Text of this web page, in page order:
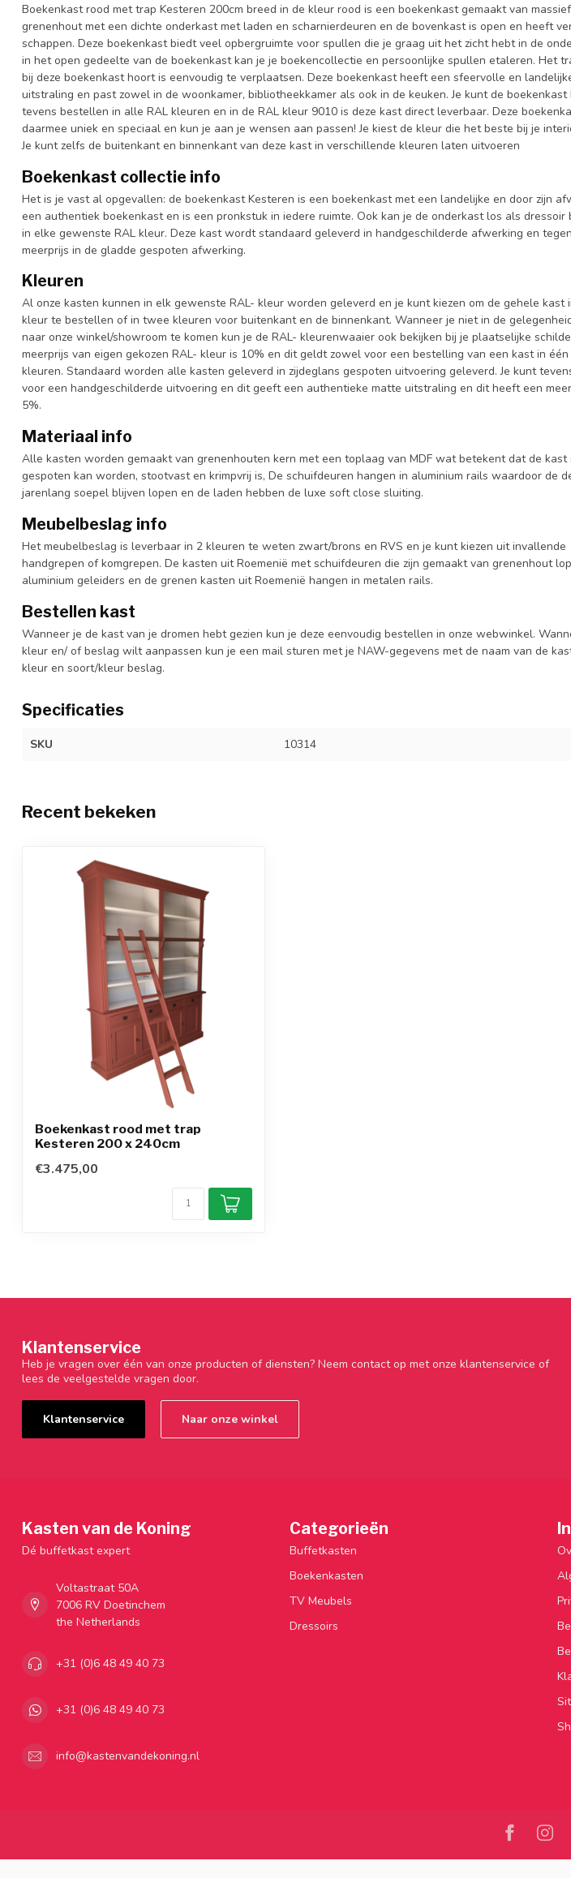
Boekenkast rood met trap Kesteren 200cm breed in de kleur rood is een boekenkast gemaakt van massief
grenenhout met een dichte onderkast met laden en scharnierdeuren en de bovenkast is open en heeft
schappen. Deze boekenkast biedt veel opbergruimte voor spullen die je graag uit het zicht hebt in de
in het open gedeelte van de boekenkast kan je je boekencollectie en persoonlijke spullen etaleren. Het
bij deze boekenkast hoort is eenvoudig te verplaatsen. Deze boekenkast heeft een sfeervolle en
uitstraling en past zowel in de woonkamer, bibliotheekkamer als ook in de keuken. Je kunt de boekenkast
tevens bestellen in alle RAL kleuren en in de RAL kleur 9010 is deze kast direct leverbaar. Deze
daarmee uniek en speciaal en kun je aan je wensen aan passen! Je kiest de kleur die het beste bij je
Je kunt zelfs de buitenkant en binnenkant van deze kast in verschillende kleuren laten uitvoeren
Boekenkast collectie info
Het is je vast al opgevallen: de boekenkast Kesteren is een boekenkast met een landelijke en door zijn
een authentiek boekenkast en is een pronkstuk in iedere ruimte. Ook kan je de onderkast los als dressoir
in elke gewenste RAL kleur. Deze kast wordt standaard geleverd in handgeschilderde afwerking en tegen
meerprijs in de gladde gespoten afwerking.
Kleuren
Al onze kasten kunnen in elk gewenste RAL- kleur worden geleverd en je kunt kiezen om de gehele kast
kleur te bestellen of in twee kleuren voor buitenkant en de binnenkant. Wanneer je niet in de
naar onze winkel/showroom te komen kun je de RAL- kleurenwaaier ook bekijken bij je plaatselijke
meerprijs van eigen gekozen RAL- kleur is 10% en dit geldt zowel voor een bestelling van een kast in
kleuren. Standaard worden alle kasten geleverd in zijdeglans gespoten uitvoering geleverd. Je kunt
voor een handgeschilderde uitvoering en dit geeft een authentieke matte uitstraling en dit heeft een
5%.
Materiaal info
Alle kasten worden gemaakt van grenenhouten kern met een toplaag van MDF wat betekent dat de kast
gespoten kan worden, stootvast en krimpvrij is, De schuifdeuren hangen in aluminium rails waardoor de
jarenlang soepel blijven lopen en de laden hebben de luxe soft close sluiting.
Meubelbeslag info
Het meubelbeslag is leverbaar in 2 kleuren te weten zwart/brons en RVS en je kunt kiezen uit invallende
handgrepen of komgrepen. De kasten uit Roemenië met schuifdeuren die zijn gemaakt van grenenhout
aluminium geleiders en de grenen kasten uit Roemenië hangen in metalen rails.
Bestellen kast
Wanneer je de kast van je dromen hebt gezien kun je deze eenvoudig bestellen in onze webwinkel.
kleur en/ of beslag wilt aanpassen kun je een mail sturen met je NAW-gegevens met de naam van de
kleur en soort/kleur beslag.
Specificaties
SKU 10314
Recent bekeken
Boekenkast rood met trap
Kesteren 200 x 240cm
€3.475,00
Klantenservice
Heb je vragen over één van onze producten of diensten? Neem contact op met onze klantenservice of
lees de veelgestelde vragen door.
Klantenservice Naar onze winkel
Kasten van de Koning
Dé buffetkast expert
Voltastraat 50A
7006 RV Doetinchem
the Netherlands
+31 (0)6 48 49 40 73
+31 (0)6 48 49 40 73
info@kastenvandekoning.nl
Categorieën
Buffetkasten
Boekenkasten
TV Meubels
Dressoirs